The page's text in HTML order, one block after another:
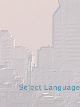
Select Language